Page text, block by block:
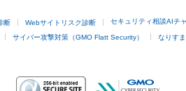
断 Webサイトリスク診断 セキュリティ相談AIチ
サイバー攻撃対策（GMO Flatt Security） なりす